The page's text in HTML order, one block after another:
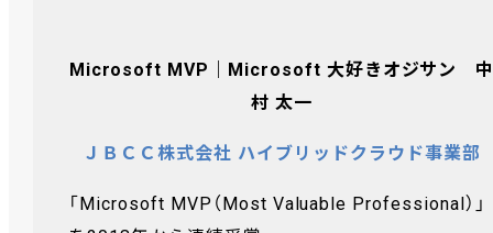
Microsoft MVP｜Microsoft 大好きオジサン
村 太一
ＪＢＣＣ株式会社 ハイブリッドクラウド事業部
「Microsoft MVP（Most Valuable Professional）」